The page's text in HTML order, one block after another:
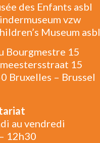
des Enfants asbl
vzw
Museum asbl
Bourgmestre 15
15
Bruxelles – Brussel
au vendredi
12h30